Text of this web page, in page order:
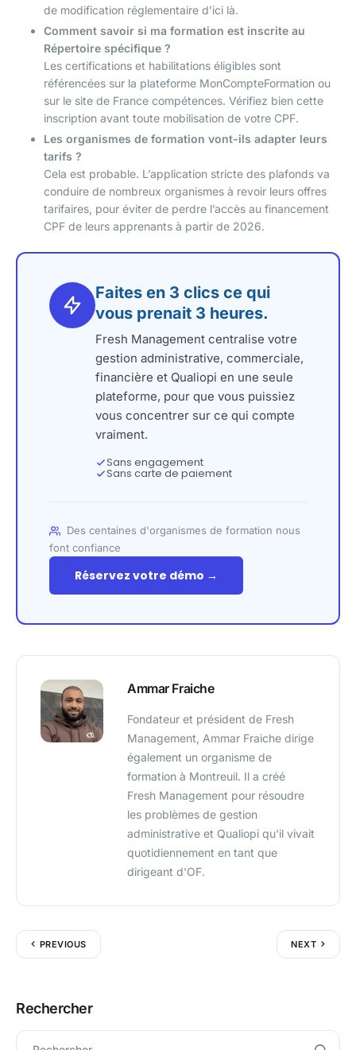
de modification réglementaire d’ici là.
Comment savoir si ma formation est inscrite au
Répertoire spécifique ?
Les certifications et habilitations éligibles sont
référencées sur la plateforme MonCompteFormation ou
sur le site de France compétences. Vérifiez bien cette
inscription avant toute mobilisation de votre CPF.
Les organismes de formation vont-ils adapter leurs
tarifs ?
Cela est probable. L’application stricte des plafonds va
conduire de nombreux organismes à revoir leurs offres
tarifaires, pour éviter de perdre l’accès au financement
CPF de leurs apprenants à partir de 2026.
Faites en 3 clics ce qui
vous prenait 3 heures.
Fresh Management centralise votre
gestion administrative, commerciale,
financière et Qualiopi en une seule
plateforme, pour que vous puissiez
vous concentrer sur ce qui compte
vraiment.
Sans engagement
Sans carte de paiement
Des centaines d'organismes de formation nous
font confiance
Réservez votre démo →
Ammar Fraiche
Fondateur et président de Fresh
Management, Ammar Fraiche dirige
également un organisme de
formation à Montreuil. Il a créé
Fresh Management pour résoudre
les problèmes de gestion
administrative et Qualiopi qu'il vivait
quotidiennement en tant que
dirigeant d'OF.
PREVIOUS NEXT
Rechercher